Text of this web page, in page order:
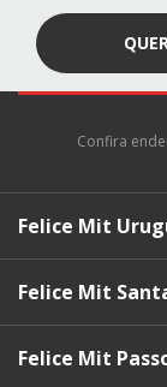
Confira
Felice Mit
Felice Mit
Felice Mit